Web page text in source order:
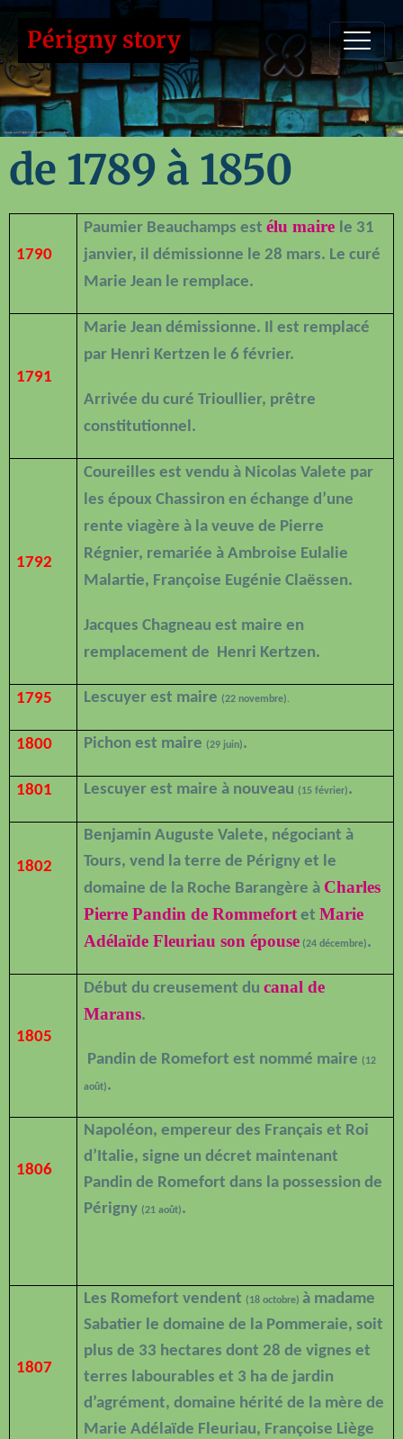
Périgny story
de 1789 à 1850
1790
Paumier Beauchamps estélu maire le 31
janvier, il démissionne le 28 mars. Le curé
Marie Jean le remplace.
1791
Marie Jean démissionne. Il est remplacé
par Henri Kertzen le 6 février.
Arrivée du curé Trioullier, prêtre
constitutionnel.
1792
Coureilles est vendu à Nicolas Valete par
les époux Chassiron en échange d’une
rente viagère à la veuve de Pierre
Régnier, remariée à Ambroise Eulalie
Malartie, Françoise Eugénie Claëssen.
Jacques Chagneau est maire en
remplacement de
Henri Kertzen.
1795 Lescuyer est maire (22 novembre).
1800 Pichon est maire (29 juin).
1801 Lescuyer est maire à nouveau (15 février).
1802
Benjamin Auguste Valete, négociant à
Tours, vend la terre de Périgny et le
domaine de la Roche Barangère à Charles
Pierre Pandin de RommefortetMarie
Adélaïde Fleuriau son épouse (24 décembre).
1805
Début du creusement ducanal de
Marans.
Pandin de Romefort est nommé maire (12
août).
1806
Napoléon, empereur des Français et Roi
d’Italie, signe un décret maintenant
Pandin de Romefort dans la possession de
Périgny (21 août).
1807
Les Romefort vendent (18 octobre) à madame
Sabatier le domaine de la Pommeraie, soit
plus de 33 hectares dont 28 de vignes et
terres labourables et 3 ha de jardin
d’agrément, domaine hérité de la mère de
Marie Adélaïde Fleuriau, Françoise Liège